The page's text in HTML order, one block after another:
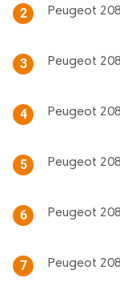
2 Peugeot
3 Peugeot
4 Peugeot
5 Peugeot
6 Peugeot
7 Peugeot